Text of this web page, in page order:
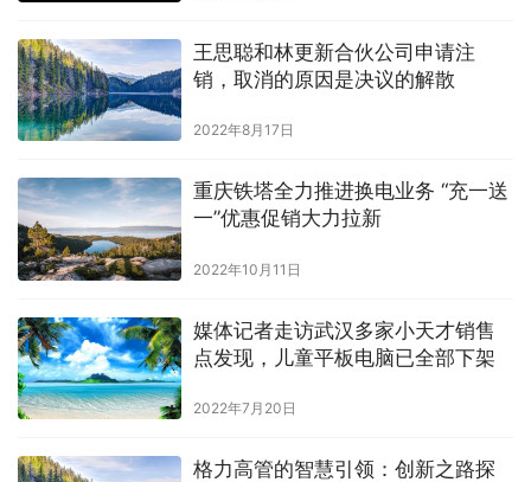
王思聪和林更新合伙公司申请注
销，取消的原因是决议的解散
2022年8月17日
重庆铁塔全力推进换电业务 “充一送
一”优惠促销大力拉新
2022年10月11日
媒体记者走访武汉多家小天才销售
点发现，儿童平板电脑已全部下架
2022年7月20日
格力高管的智慧引领：创新之路探